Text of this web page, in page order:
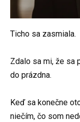
Ticho sa zasmiala.
Zdalo sa mi, že sa
do prázdna.
Keď sa konečne
niečím, čo som